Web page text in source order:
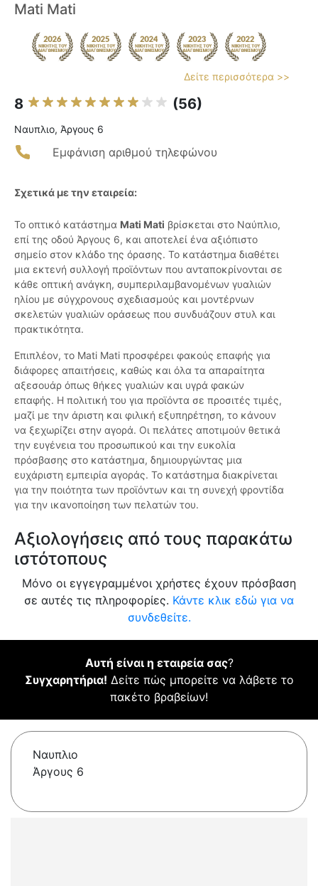
Mati Mati
Δείτε περισσότερα >>
8 (56)
Ναυπλιο, Άργους 6
Εμφάνιση αριθμού τηλεφώνου
Σχετικά με την εταιρεία:
Το οπτικό κατάστημα Mati Mati βρίσκεται στο Ναύπλιο,
επί της οδού Άργους 6, και αποτελεί ένα αξιόπιστο
σημείο στον κλάδο της όρασης. Το κατάστημα διαθέτει
μια εκτενή συλλογή προϊόντων που ανταποκρίνονται σε
κάθε οπτική ανάγκη, συμπεριλαμβανομένων γυαλιών
ηλίου με σύγχρονους σχεδιασμούς και μοντέρνων
σκελετών γυαλιών οράσεως που συνδυάζουν στυλ και
πρακτικότητα.
Επιπλέον, το Mati Mati προσφέρει φακούς επαφής για
διάφορες απαιτήσεις, καθώς και όλα τα απαραίτητα
αξεσουάρ όπως θήκες γυαλιών και υγρά φακών
επαφής. Η πολιτική του για προϊόντα σε προσιτές τιμές,
μαζί με την άριστη και φιλική εξυπηρέτηση, το κάνουν
να ξεχωρίζει στην αγορά. Οι πελάτες αποτιμούν θετικά
την ευγένεια του προσωπικού και την ευκολία
πρόσβασης στο κατάστημα, δημιουργώντας μια
ευχάριστη εμπειρία αγοράς. Το κατάστημα διακρίνεται
για την ποιότητα των προϊόντων και τη συνεχή φροντίδα
για την ικανοποίηση των πελατών του.
Αξιολογήσεις από τους παρακάτω
ιστότοπους
Μόνο οι εγγεγραμμένοι χρήστες έχουν πρόσβαση
σε αυτές τις πληροφορίες. Κάντε κλικ εδώ για να
συνδεθείτε.
Αυτή είναι η εταιρεία σας?
Συγχαρητήρια! Δείτε πώς μπορείτε να λάβετε το
πακέτο βραβείων!
Ναυπλιο
Άργους 6